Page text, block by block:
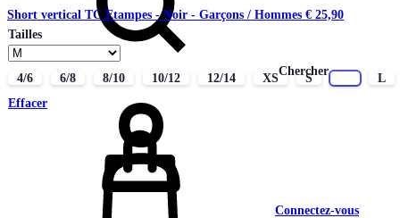
Chercher
Connectez-vous
Short vertical TC Etampes - Noir - Garçons / Hommes € 25,90
Tailles
4/6 6/8 8/10 10/12 12/14 XS S
L
Effacer